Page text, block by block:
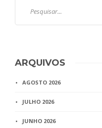
ARQUIVOS
AGOSTO 2026
JULHO 2026
JUNHO 2026